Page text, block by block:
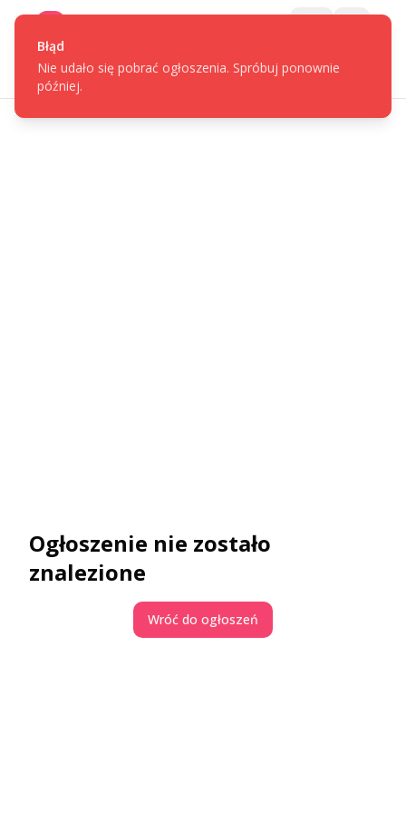
Ogłoszenie nie zostało
znalezione
Wróć do ogłoszeń
Błąd
Nie udało się pobrać ogłoszenia. Spróbuj ponownie
później.